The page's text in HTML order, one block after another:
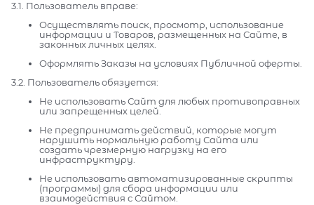
3.1. Пользователь вправе:
Осуществлять поиск, просмотр, использование
информации и Товаров, размещенных на Сайте, в
законных личных целях.
Оформлять Заказы на условиях Публичной оферты.
3.2. Пользователь обязуется:
Не использовать Сайт для любых противоправных
или запрещенных целей.
Не предпринимать действий, которые могут
нарушить нормальную работу Сайта или
создать чрезмерную нагрузку на его
инфраструктуру.
Не использовать автоматизированные скрипты
(программы) для сбора информации или
взаимодействия с Сайтом.